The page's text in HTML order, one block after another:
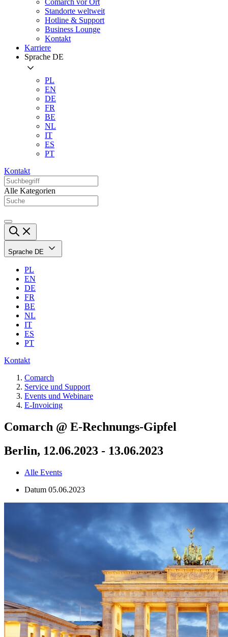
Comarch vor Ort
Standorte weltweit
Hotline & Support
Business Lounge
Kontakt
Karriere
Sprache DE
PL
EN
DE
FR
BE
NL
IT
ES
PT
Kontakt
Alle Kategorien
Sprache DE
PL
EN
DE
FR
BE
NL
IT
ES
PT
Kontakt
Comarch
Service und Support
Events und Webinare
E-Invoicing
Comarch @ E-Rechnungs-Gipfel
Berlin, 12.06.2023 - 13.06.2023
Alle Events
Datum 05.06.2023